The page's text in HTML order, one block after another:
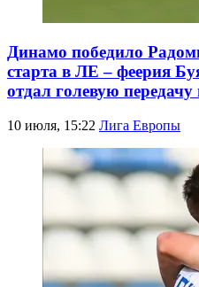
Динамо победило
старта в ЛЕ – феерия
отдал голевую
10 июля, 15:22 Лига Европы